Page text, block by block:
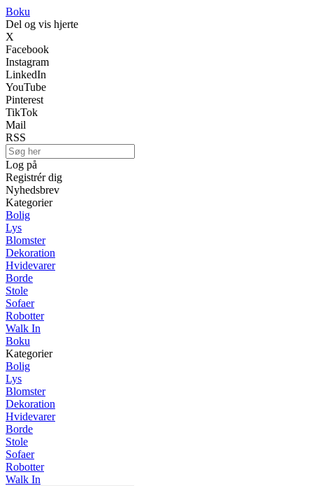
Boku
Del og vis hjerte
X
Facebook
Instagram
LinkedIn
YouTube
Pinterest
TikTok
Mail
RSS
Log på
Registrér dig
Nyhedsbrev
Kategorier
Bolig
Lys
Blomster
Dekoration
Hvidevarer
Borde
Stole
Sofaer
Robotter
Walk In
Boku
Kategorier
Bolig
Lys
Blomster
Dekoration
Hvidevarer
Borde
Stole
Sofaer
Robotter
Walk In